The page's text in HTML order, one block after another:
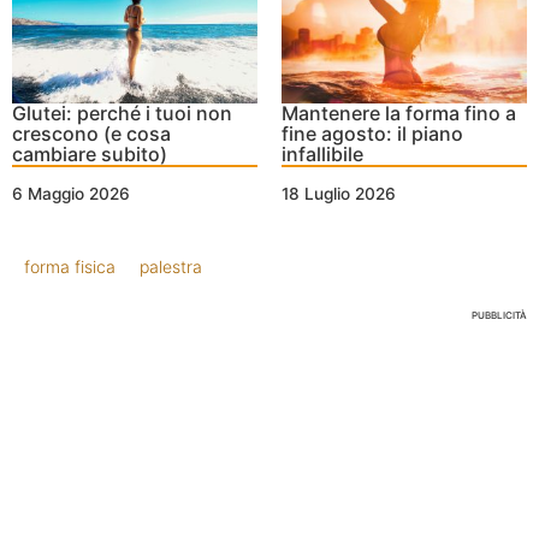
Glutei: perché i tuoi non
crescono (e cosa
cambiare subito)
6 Maggio 2026
Mantenere la forma fino a
fine agosto: il piano
infallibile
18 Luglio 2026
forma fisica palestra
PUBBLICITÀ